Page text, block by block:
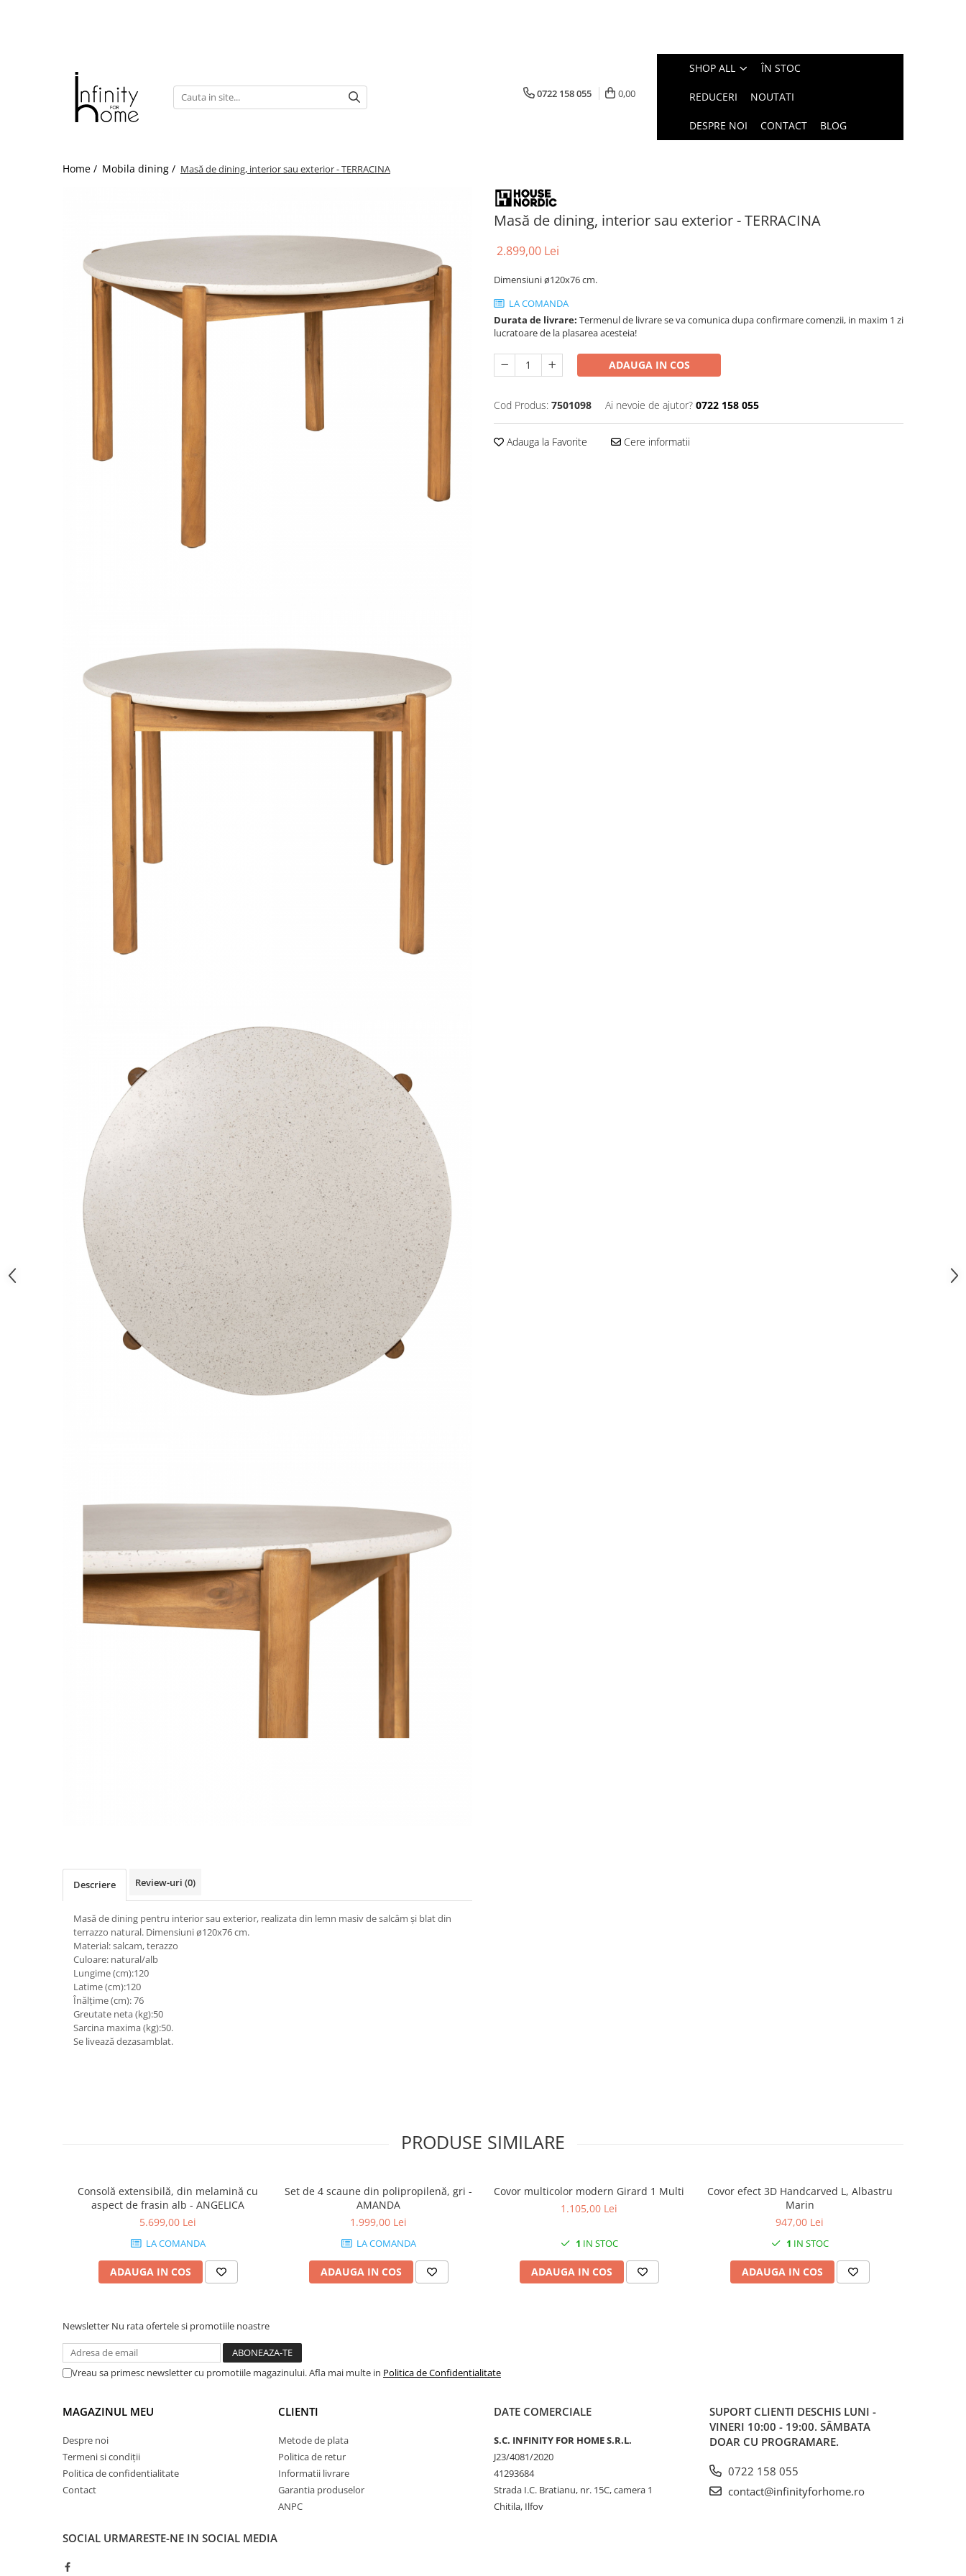
Biblioteci și rafturi
Covoare living
Mobila dormitor
Comode dormitor
Accesorii decorative
0722 158 055 0,00
SHOP ALL ÎN STOC
REDUCERI NOUTATI
DESPRE NOI CONTACT BLOG
Home / Mobila dining / Masă de dining, interior sau exterior - TERRACINA
Masă de dining, interior sau exterior - TERRACINA
2.899,00 Lei
Dimensiuni ø120x76 cm.
LA COMANDA
Durata de livrare: Termenul de livrare se va comunica dupa confirmare comenzii, in maxim 1 zi
lucratoare de la plasarea acesteia!
ADAUGA IN COS
Cod Produs: 7501098 Ai nevoie de ajutor? 0722 158 055
Adauga la Favorite Cere informatii
Descriere Review-uri (0)
Masă de dining pentru interior sau exterior, realizata din lemn masiv de salcâm și blat din
terrazzo natural. Dimensiuni ø120x76 cm.
Material: salcam, terazzo
Culoare: natural/alb
Lungime (cm):120
Latime (cm):120
Înălțime (cm): 76
Greutate neta (kg):50
Sarcina maxima (kg):50.
Se livează dezasamblat.
PRODUSE SIMILARE
Consolă extensibilă, din melamină cu
aspect de frasin alb - ANGELICA
5.699,00 Lei
LA COMANDA
ADAUGA IN COS
Set de 4 scaune din polipropilenă, gri -
AMANDA
1.999,00 Lei
LA COMANDA
ADAUGA IN COS
Covor multicolor modern Girard 1 Multi
1.105,00 Lei
1 IN STOC
ADAUGA IN COS
Covor efect 3D Handcarved L, Albastru
Marin
947,00 Lei
1 IN STOC
ADAUGA IN COS
Newsletter Nu rata ofertele si promotiile noastre
Vreau sa primesc newsletter cu promotiile magazinului. Afla mai multe in Politica de Confidentialitate
MAGAZINUL MEU
Despre noi
Termeni si condiții
Politica de confidentialitate
Contact
CLIENTI
Metode de plata
Politica de retur
Informatii livrare
Garantia produselor
ANPC
DATE COMERCIALE
S.C. INFINITY FOR HOME S.R.L.
J23/4081/2020
41293684
Strada I.C. Bratianu, nr. 15C, camera 1
Chitila, Ilfov
SUPORT CLIENTI DESCHIS LUNI -
VINERI 10:00 - 19:00. SÂMBATA
DOAR CU PROGRAMARE.
0722 158 055
contact@infinityforhome.ro
SOCIAL URMARESTE-NE IN SOCIAL MEDIA